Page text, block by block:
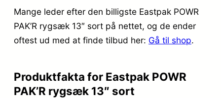
Mange leder efter den billigste Eastpak POWR
PAK’R rygsæk 13″ sort på nettet, og de ender
oftest ud med at finde tilbud her: Gå til shop.
Produktfakta for Eastpak POWR
PAK’R rygsæk 13″ sort